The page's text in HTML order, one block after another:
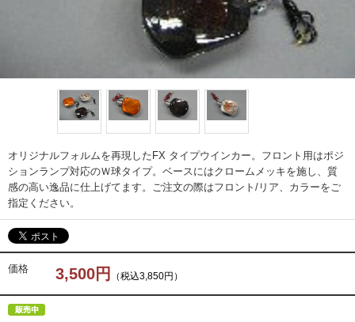
オリジナルフォルムを再現したFX タイプウインカー。フロント用はポジ
ションランプ対応のＷ球タイプ。ベースにはクロームメッキを施し、質
感の高い逸品に仕上げてます。ご注文の際はフロント/リア、カラーをご
指定ください。
価格 3,500円 （税込3,850円）